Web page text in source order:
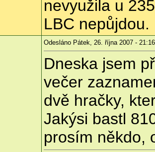
nevyužila u
LBC nepůjdou.
Odesláno Pátek, 26. října 2007 - 21:16
Dneska jsem
večer
dvě hračky,
Jakýsi bastl
prosím někdo,